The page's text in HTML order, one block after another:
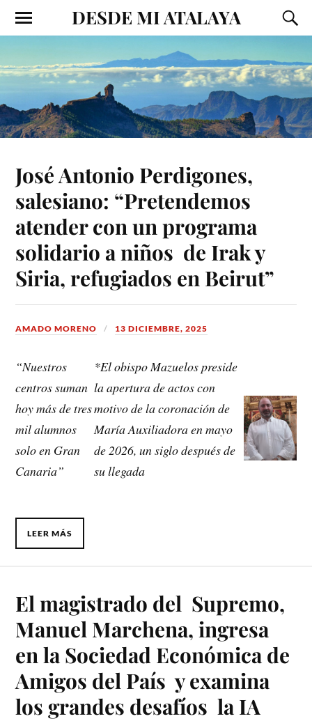
DESDE MI ATALAYA
José Antonio Perdigones,
salesiano: “Pretendemos
atender con un programa
solidario a niños de Irak y
Siria, refugiados en Beirut”
AMADO MORENO 13 DICIEMBRE, 2025
“Nuestros
centros suman
hoy más de tres
mil alumnos
solo en Gran
Canaria”
*El obispo Mazuelos preside
la apertura de actos con
motivo de la coronación de
María Auxiliadora en mayo
de 2026, un siglo después de
su llegada
LEER MÁS
El magistrado del Supremo,
Manuel Marchena, ingresa
en la Sociedad Económica de
Amigos del País y examina
los grandes desafíos la IA